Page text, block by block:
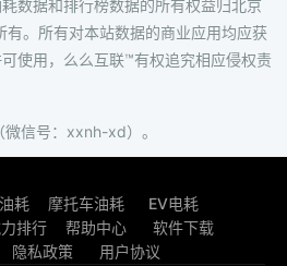
数据和排行榜数据的所有权益归北京
有。所有对本站数据的商业应用均应获
使用，么么互联™有权追究相应侵权责
信号：xxnh-xd）。
耗 摩托车油耗
EV电耗
排行 帮助中心
软件下载
隐私政策 用户协议